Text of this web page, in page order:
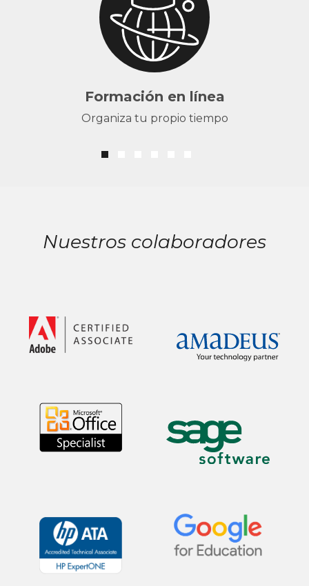
Formación en línea
Organiza tu propio tiempo
Nuestros colaboradores